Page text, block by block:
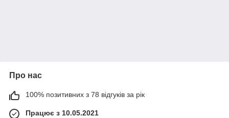
Про нас
100% позитивних з 78 відгуків за рік
Працює з 10.05.2021